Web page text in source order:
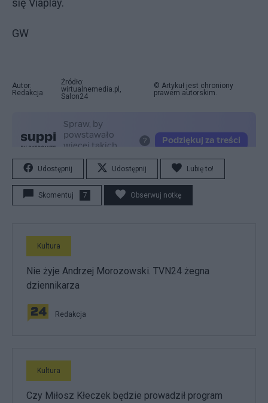
GW
Autor:
Redakcja
Źródło:
wirtualnemedia.pl,
Salon24
© Artykuł jest chroniony
prawem autorskim.
Udostępnij Udostępnij Lubię to!
Skomentuj 7 Obserwuj notkę
Kultura
Nie żyje Andrzej Morozowski. TVN24 żegna
dziennikarza
Redakcja
Kultura
Czy Miłosz Kłeczek będzie prowadził program